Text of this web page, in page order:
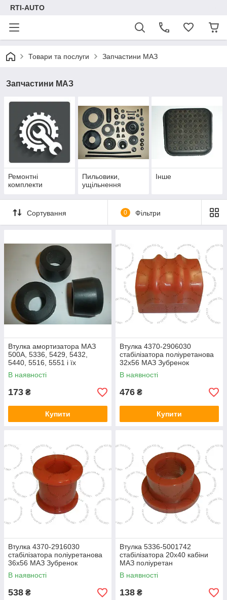
RTI-AUTO
Товари та послуги Запчастини МАЗ
Запчастини МАЗ
Ремонтні
комплекти
Пильовики,
ущільнення
Інше
Сортування 0 Фільтри
Втулка амортизатора МАЗ
500А, 5336, 5429, 5432,
5440, 5516, 5551 і їх
модифікації (500А-2905410,
вир-во БРТ)
В наявності
173 ₴
Купити
Втулка 4370-2906030
стабілізатора поліуретанова
32х56 МАЗ Зубренок
В наявності
476 ₴
Купити
Втулка 4370-2916030
стабілізатора поліуретанова
36х56 МАЗ Зубренок
В наявності
538 ₴
Втулка 5336-5001742
стабілізатора 20х40 кабіни
МАЗ поліуретан
В наявності
138 ₴